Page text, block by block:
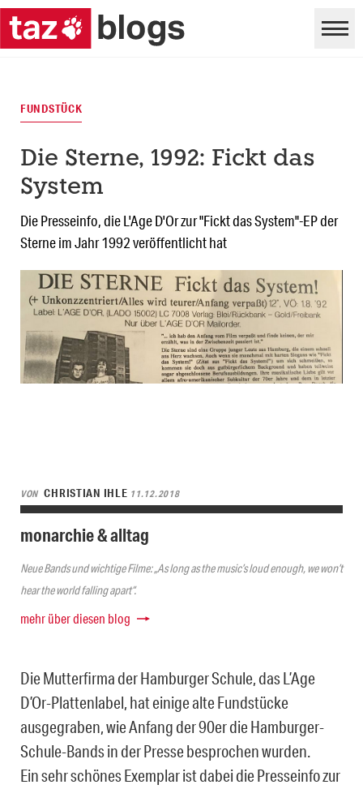
FUNDSTÜCK
Die Sterne, 1992: Fickt das
System
Die Presseinfo, die L'Age D'Or zur "Fickt das System"-EP der
Sterne im Jahr 1992 veröffentlicht hat
VON CHRISTIAN IHLE 11.12.2018
monarchie & alltag
Neue Bands und wichtige Filme: „As long as the music’s loud enough, we won’t
hear the world falling apart“.
mehr über diesen blog
Die Mutterfirma der Hamburger Schule, das L’Age
D’Or-Plattenlabel, hat einige alte Fundstücke
ausgegraben, wie Anfang der 90er die Hamburger-
Schule-Bands in der Presse besprochen wurden.
Ein sehr schönes Exemplar ist dabei die Presseinfo zur